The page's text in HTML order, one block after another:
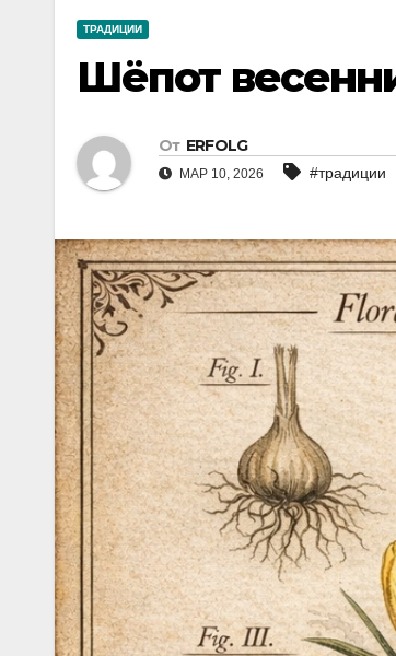
ТРАДИЦИИ
Шёпот
От ERFOLG
МАР 10, 2026 #традиции